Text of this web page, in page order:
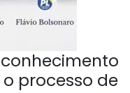
processo de